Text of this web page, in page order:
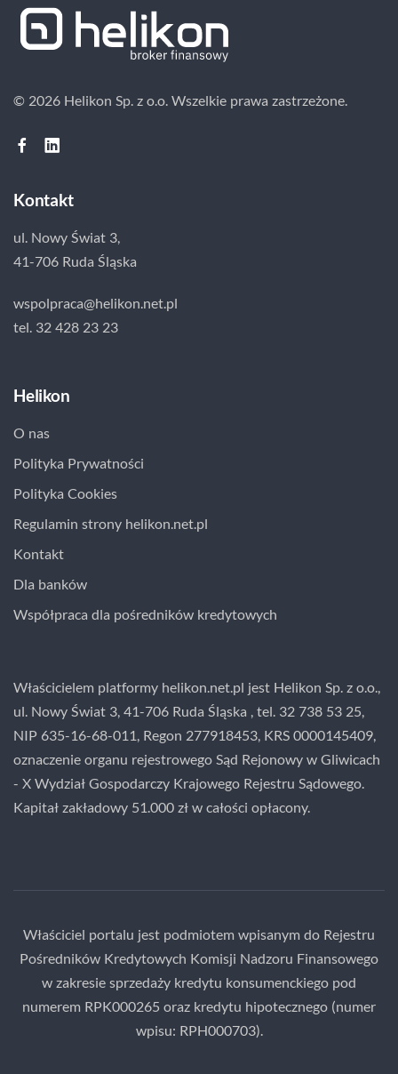
© 2026 Helikon Sp. z o.o. Wszelkie prawa zastrzeżone.
Kontakt
ul. Nowy Świat 3,
41-706 Ruda Śląska
wspolpraca@helikon.net.pl
tel. 32 428 23 23
Helikon
O nas
Polityka Prywatności
Polityka Cookies
Regulamin strony helikon.net.pl
Kontakt
Dla banków
Współpraca dla pośredników kredytowych
Właścicielem platformy helikon.net.pl jest Helikon Sp. z o.o.,
ul. Nowy Świat 3, 41-706 Ruda Śląska , tel. 32 738 53 25,
NIP 635-16-68-011, Regon 277918453, KRS 0000145409,
oznaczenie organu rejestrowego Sąd Rejonowy w Gliwicach
- X Wydział Gospodarczy Krajowego Rejestru Sądowego.
Kapitał zakładowy 51.000 zł w całości opłacony.
Właściciel portalu jest podmiotem wpisanym do Rejestru
Pośredników Kredytowych Komisji Nadzoru Finansowego
w zakresie sprzedaży kredytu konsumenckiego pod
numerem RPK000265 oraz kredytu hipotecznego (numer
wpisu: RPH000703).